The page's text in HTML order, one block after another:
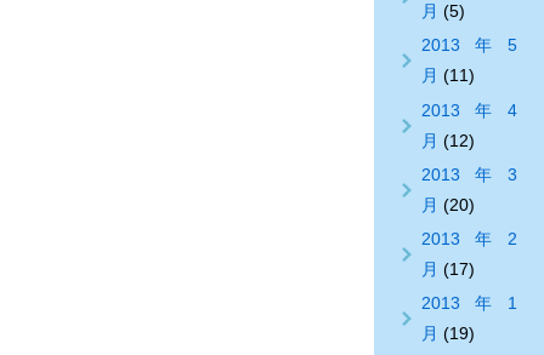
月 (5)
2013年5
月 (11)
2013年4
月 (12)
2013年3
月 (20)
2013年2
月 (17)
2013年1
月 (19)